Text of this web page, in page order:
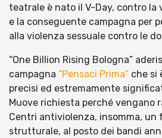
teatrale è nato il V-Day, contro la
e la conseguente campagna per
alla violenza sessuale contro le
“One Billion Rising Bologna”
campagna “Pensaci Prima” che si
precisi ed estremamente
Muove richiesta perché vengano
Centri antiviolenza, insomma, un
strutturale, al posto dei bandi